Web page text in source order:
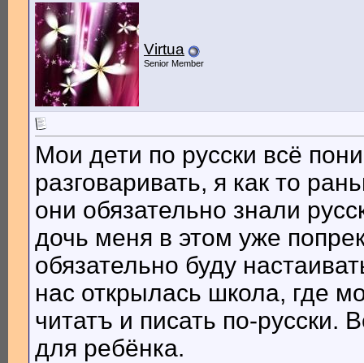
Virtua
Senior Member
Мои дети по русски всё
разговаривать, я как то
они обязательно знали
дочь меня в этом уже
обязательно буду
нас открылась школа, где
читатъ и писать по-русски.
для ребёнка.